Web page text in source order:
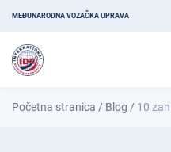
MEĐUNARODNA VOZAČKA UPRAVA
Početna stranica / Blog / 10